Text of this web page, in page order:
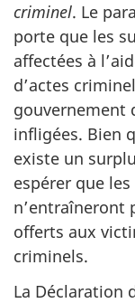
criminel. Le
porte que les
affectées à
d’actes
gouvernement
infligées. Bien
existe un
espérer que
n’entraîneront
offerts aux
criminels.
La Déclaration